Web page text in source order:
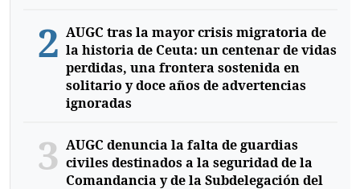
2 AUGC tras la mayor crisis migratoria de
la historia de Ceuta: un centenar de vidas
perdidas, una frontera sostenida en
solitario y doce años de advertencias
ignoradas
3 AUGC denuncia la falta de guardias
civiles destinados a la seguridad de la
Comandancia y de la Subdelegación del